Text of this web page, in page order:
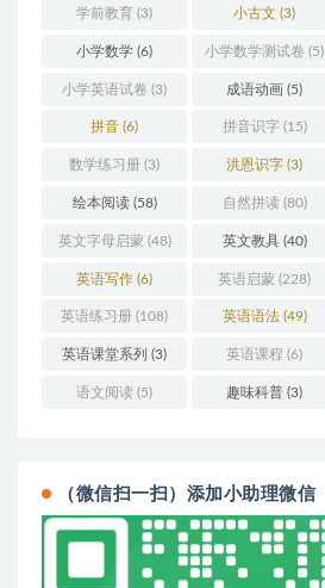
学前教育 (3) 小古文 (3)
小学数学 (6) 小学数学测试卷 (5)
小学英语试卷 (3) 成语动画 (5)
拼音 (6) 拼音识字 (15)
数学练习册 (3) 洪恩识字 (3)
绘本阅读(58) 自然拼读 (80)
英文字母启蒙(48) 英文教具(40)
英语写作 (6) 英语启蒙 (228)
英语练习册 (108) 英语语法(49)
英语课堂系列 (3) 英语课程 (6)
语文阅读 (5) 趣味科普 (3)
（微信扫一扫）添加小助理微信